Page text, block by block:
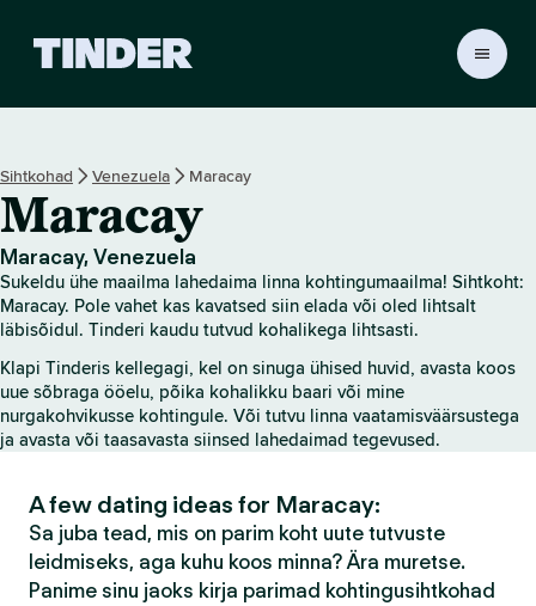
r
a
l
e
t
Sihtkohad Venezuela Maracay
Maracay
Maracay, Venezuela
Sukeldu ühe maailma lahedaima linna kohtingumaailma! Sihtkoht:
Maracay. Pole vahet kas kavatsed siin elada või oled lihtsalt
läbisõidul. Tinderi kaudu tutvud kohalikega lihtsasti.
Klapi Tinderis kellegagi, kel on sinuga ühised huvid, avasta koos
uue sõbraga ööelu, põika kohalikku baari või mine
nurgakohvikusse kohtingule. Või tutvu linna vaatamisväärsustega
ja avasta või taasavasta siinsed lahedaimad tegevused.
A few dating ideas for Maracay:
Sa juba tead, mis on parim koht uute tutvuste
leidmiseks, aga kuhu koos minna? Ära muretse.
Panime sinu jaoks kirja parimad kohtingusihtkohad